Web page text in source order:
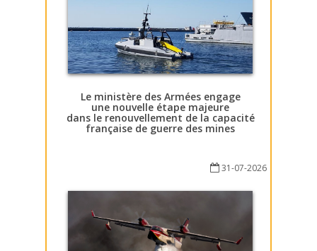
Le ministère des Armées engage
une nouvelle étape majeure
dans le renouvellement de la capacité
française de guerre des mines
31-07-2026